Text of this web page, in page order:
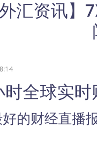
外汇资讯
时全球实时
的财经直播